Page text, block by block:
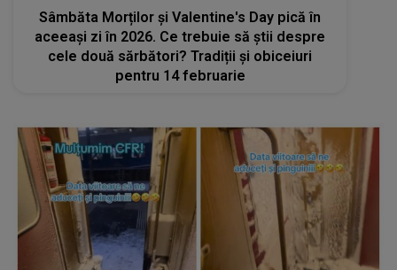
Sâmbăta Morților și Valentine's Day pică în
aceeași zi în 2026. Ce trebuie să știi despre
cele două sărbători? Tradiții și obiceiuri
pentru 14 februarie